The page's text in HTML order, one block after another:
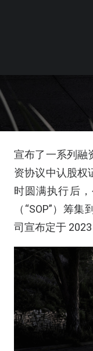
宣布了一系列融
资协议中认股权
时圆满执行后
（“SOP”）筹
司宣布定于 2023